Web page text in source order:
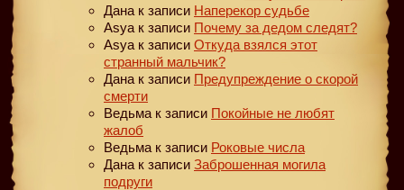
Дана к записи Наперекор судьбе
Asya к записи Почему за дедом следят?
Asya к записи Откуда взялся этот
странный мальчик?
Дана к записи Предупреждение о скорой
смерти
Ведьма к записи Покойные не любят
жалоб
Ведьма к записи Роковые числа
Дана к записи Заброшенная могила
подруги